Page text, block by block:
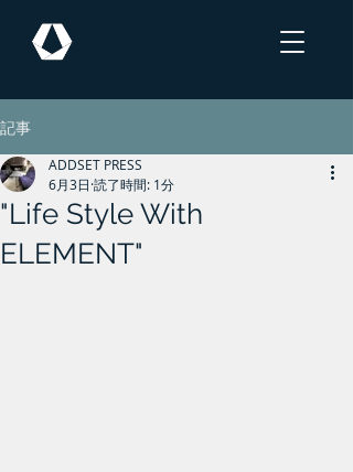
記事
"Life Style With
ELEMENT"
ADDSET PRESS
6月3日 読了時間: 1分